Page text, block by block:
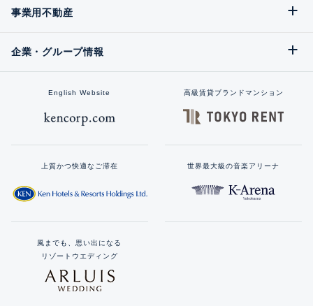
事業用不動産
企業・グループ情報
English Website 高級賃貸ブランドマンション
上質かつ快適なご滞在 世界最大級の音楽アリーナ
風までも、思い出になる
リゾートウエディング